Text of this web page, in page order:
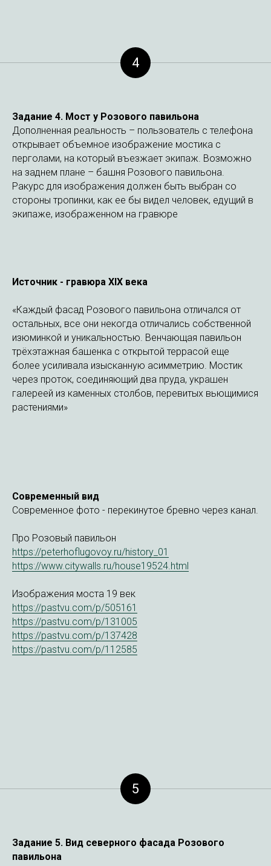
4
Задание 4. Мост у Розового павильона
Дополненная реальность – пользователь с телефона
открывает объемное изображение мостика с
перголами, на который въезжает экипаж. Возможно
на заднем плане – башня Розового павильона.
Ракурс для изображения должен быть выбран со
стороны тропинки, как ее бы видел человек, едущий в
экипаже, изображенном на гравюре
Источник - гравюра XIX века
«Каждый фасад Розового павильона отличался от
остальных, все они некогда отличались собственной
изюминкой и уникальностью. Венчающая павильон
трёхэтажная башенка с открытой террасой еще
более усиливала изысканную асимметрию. Мостик
через проток, соединяющий два пруда, украшен
галереей из каменных столбов, перевитых вьющимися
растениями»
Современный вид
Современное фото - перекинутое бревно через канал.
Про Розовый павильон
https://peterhoflugovoy.ru/history_01
https://www.citywalls.ru/house19524.html
Изображения моста 19 век
https://pastvu.com/p/505161
https://pastvu.com/p/131005
https://pastvu.com/p/137428
https://pastvu.com/p/112585
5
Задание 5. Вид северного фасада Розового
павильона